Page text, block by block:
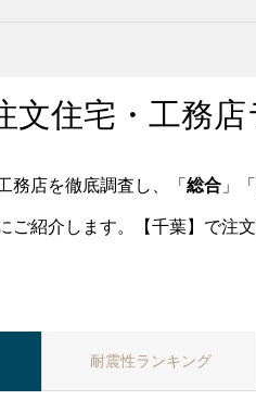
文住宅・工務
務店を徹底調査し、「 総合」「
ご紹介します。【千葉】で注
耐震性ランキング